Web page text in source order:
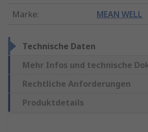
Marke: MEAN WELL
Technische Daten
Mehr Infos und technische
Rechtliche Anforderungen
Produktdetails